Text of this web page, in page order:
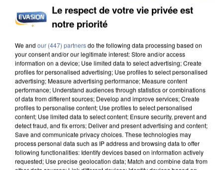
INCENDIES : L’ÎLE-DE-FRANCE LANCE UN ÉLAN
DE SOLIDARITÉ AVEC LES...
Le respect de votre vie privée est
notre priorité
We and our (447) partnersdo the following data processing based on
your consent and/or our legitimate interest: Store and/or access
information on a device; Use limited data to select advertising; Create
profiles for personalised advertising; Use profiles to select personalised
advertising; Measure advertising performance; Measure content
performance; Understand audiences through statistics or combinations
of data from different sources; Develop and improve services; Create
profiles to personalise content; Use profiles to select personalised
content; Use limited data to select content; Ensure security, prevent and
detect fraud, and fix errors; Deliver and present advertising and content;
Save and communicate privacy choices. These technologies may
process personal data such as IP address and browsing data to offer
following functionalities: Identify devices based on information actively
requested; Use precise geolocation data; Match and combine data from